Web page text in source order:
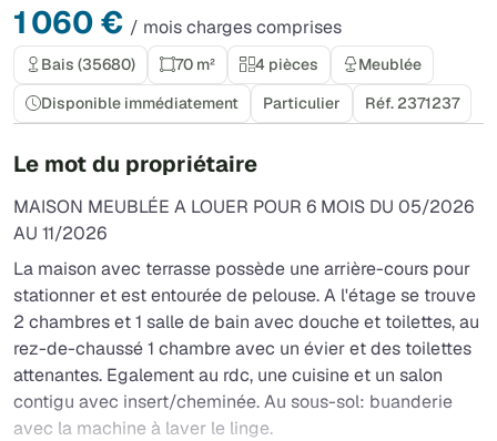
1 060 € / mois charges comprises
Bais (35680) 70 m² 4 pièces
Meublée
Disponible immédiatement
Particulier Réf. 2371237
Le mot du propriétaire
MAISON MEUBLÉE A LOUER POUR 6 MOIS DU 05/2026
AU 11/2026
La maison avec terrasse possède une arrière-cours pour
stationner et est entourée de pelouse. A l'étage se trouve
2 chambres et 1 salle de bain avec douche et toilettes, au
rez-de-chaussé 1 chambre avec un évier et des toilettes
attenantes. Egalement au rdc, une cuisine et un salon
contigu avec insert/cheminée. Au sous-sol: buanderie
avec la machine à laver le linge.